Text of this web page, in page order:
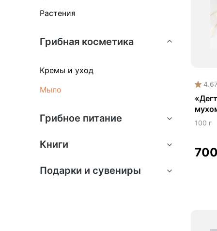
4.67
мыло
100 г
700
Растения
Грибная косметика
Кремы и уход
Мыло
Грибное питание
Книги
Подарки и сувениры